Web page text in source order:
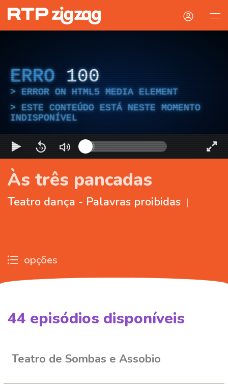
ERRO 100
ERROR ON HTML5 MEDIA ELEMENT
ESTE CONTEÚDO ESTÁ NESTE MOMENTO
INDISPONÍVEL
Às três pancadas
Teatro dança - Palavras proibidas |
opções
44 episódios disponíveis
Teatro de Sombas e Assobio